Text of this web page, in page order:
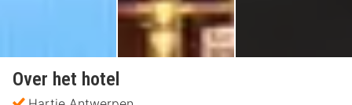
Over het hotel